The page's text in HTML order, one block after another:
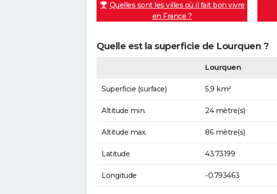
Quelles sont les villes où il fait bon vivre
en France ?
Quelle est la superficie de Lourquen ?
Lourquen
Superficie (surface) 5,9 km²
Altitude min. 24 mètre(s)
Altitude max. 86 mètre(s)
Latitude 43.73199
Longitude -0.793463